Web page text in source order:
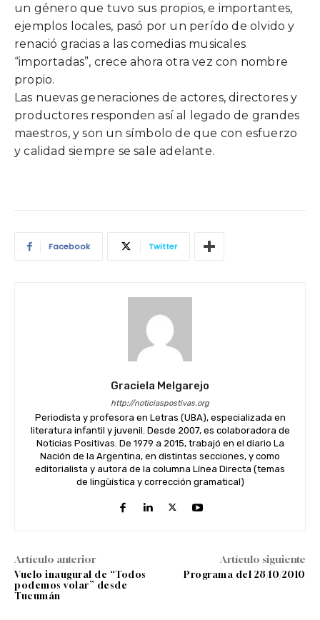
un género que tuvo sus propios, e importantes,
ejemplos locales, pasó por un perído de olvido y
renació gracias a las comedias musicales
“importadas”, crece ahora otra vez con nombre
propio.
Las nuevas generaciones de actores, directores y
productores responden así al legado de grandes
maestros, y son un símbolo de que con esfuerzo
y calidad siempre se sale adelante.
Facebook Twitter
Graciela Melgarejo
http://noticiaspostivas.org
Periodista y profesora en Letras (UBA), especializada en
literatura infantil y juvenil. Desde 2007, es colaboradora de
Noticias Positivas. De 1979 a 2015, trabajó en el diario La
Nación de la Argentina, en distintas secciones, y como
editorialista y autora de la columna Línea Directa (temas
de lingüística y corrección gramatical)
Artículo anterior
Vuelo inaugural de “Todos
podemos volar” desde
Tucumán
Artículo siguiente
Programa del 28/10/2010